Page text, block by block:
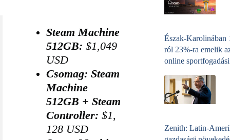
Steam Machine
512GB: $1,049
USD
Csomag: Steam
Machine
512GB + Steam
Controller: $1,
128 USD
Észak-Karolinában
ról 23%-ra emelik
online
Zenith: Latin-